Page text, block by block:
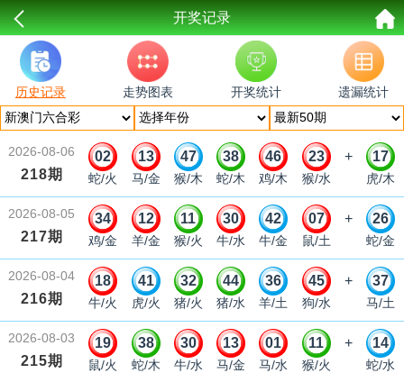
开奖记录
历史记录 走势图表 开奖统计 遗漏统计
2026-08-06
218期
02
蛇/火
13
马/金
47
猴/木
38
蛇/木
46
鸡/木
23
猴/水
+ 17
虎/木
2026-08-05
217期
34
鸡/金
12
羊/金
11
猴/火
30
牛/水
42
牛/金
07
鼠/土
+ 26
蛇/金
2026-08-04
216期
18
牛/火
41
虎/火
32
猪/火
44
猪/水
36
羊/土
45
狗/水
+ 37
马/土
2026-08-03
215期
19
鼠/火
38
蛇/木
30
牛/水
13
马/金
01
马/水
11
猴/火
+ 14
蛇/水